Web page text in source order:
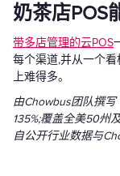
奶茶店POS
带多店管理的云POS
每个渠道,并从一个
上难得多。
由Chowbus团队撰
135%;覆盖全美50州
自公开行业数据与